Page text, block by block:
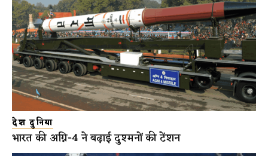
देश दुनिया
भारत की अग्नि-4 ने बढ़ाई दुश्मनों की टेंशन